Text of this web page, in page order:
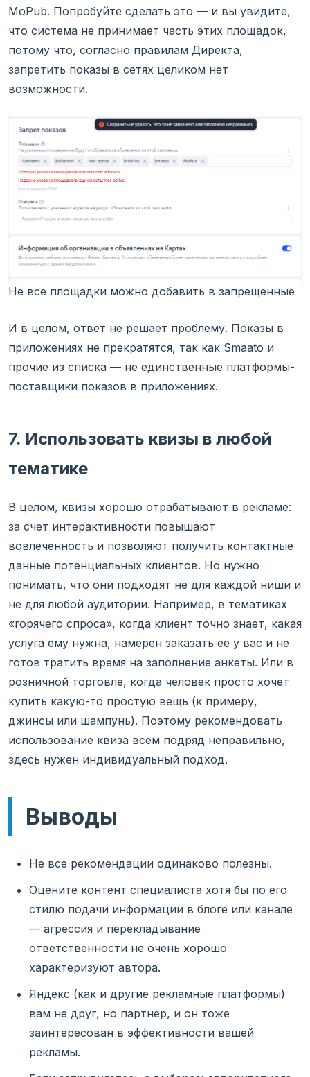
MoPub. Попробуйте сделать это — и вы увидите,
что система не принимает часть этих площадок,
потому что, согласно правилам Директа,
запретить показы в сетях целиком нет
возможности.
Не все площадки можно добавить в запрещенные
И в целом, ответ не решает проблему. Показы в
приложениях не прекратятся, так как Smaato и
прочие из списка — не единственные платформы-
поставщики показов в приложениях.
7. Использовать квизы в любой
тематике
В целом, квизы хорошо отрабатывают в рекламе:
за счет интерактивности повышают
вовлеченность и позволяют получить контактные
данные потенциальных клиентов. Но нужно
понимать, что они подходят не для каждой ниши и
не для любой аудитории. Например, в тематиках
«горячего спроса», когда клиент точно знает, какая
услуга ему нужна, намерен заказать ее у вас и не
готов тратить время на заполнение анкеты. Или в
розничной торговле, когда человек просто хочет
купить какую-то простую вещь (к примеру,
джинсы или шампунь). Поэтому рекомендовать
использование квиза всем подряд неправильно,
здесь нужен индивидуальный подход.
Выводы
Не все рекомендации одинаково полезны.
Оцените контент специалиста хотя бы по его
стилю подачи информации в блоге или канале
— агрессия и перекладывание
ответственности не очень хорошо
характеризуют автора.
Яндекс (как и другие рекламные платформы)
вам не друг, но партнер, и он тоже
заинтересован в эффективности вашей
рекламы.